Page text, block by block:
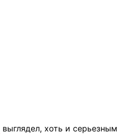
выглядел, хоть и серьезным